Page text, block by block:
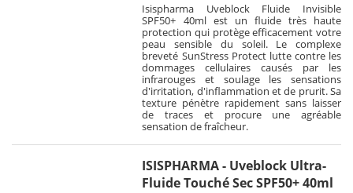
Isispharma Uveblock Fluide Invisible
SPF50+ 40ml est un fluide très haute
protection qui protège efficacement votre
peau sensible du soleil. Le complexe
breveté SunStress Protect lutte contre les
dommages cellulaires causés par les
infrarouges et soulage les sensations
d'irritation, d'inflammation et de prurit. Sa
texture pénètre rapidement sans laisser
de traces et procure une agréable
sensation de fraîcheur.
ISISPHARMA - Uveblock Ultra-
Fluide Touché Sec SPF50+ 40ml